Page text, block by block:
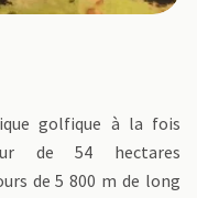
golfique à la fois
de 54 hectares
de 5 800 m de long